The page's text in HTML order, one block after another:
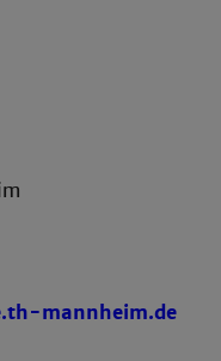
mannheim.de